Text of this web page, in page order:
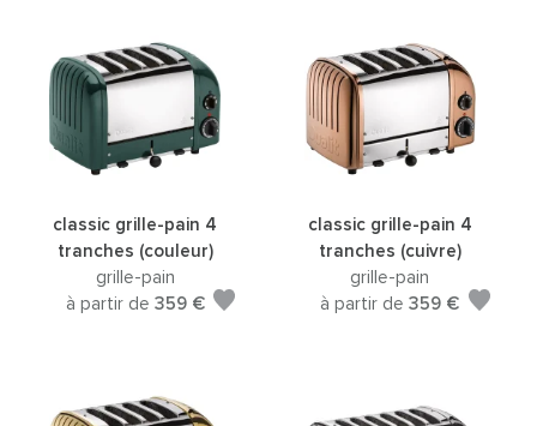
classic grille-pain 4
tranches (couleur)
grille-pain
à partir de 359 €
classic grille-pain 4
tranches (cuivre)
grille-pain
à partir de359 €